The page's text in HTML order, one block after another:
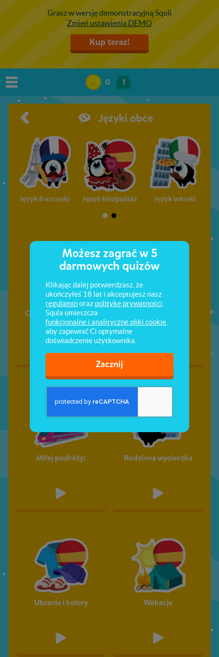
Grasz w wersję demonstracyjną Squli
Zmień ustawienia DEMO
Kup teraz!
0 1
Języki obce
Język francuski Język hiszpański Język włoski
Co wiesz o Hiszpanii?
Miłej podróży! Rodzinna wycieczka
Ubrania i kolory Wakacje
Możesz zagrać w 5
darmowych quizów
Klikając dalej potwierdzasz, że
ukończyłeś 18 lat i akceptujesz nasz
regulaminoraz politykę prywatności
Squla umieszcza
funkcjonalne i analityczne pliki cookie
aby zapewnić Ci optymalne
doświadczenie użytkownika.
Zacznij